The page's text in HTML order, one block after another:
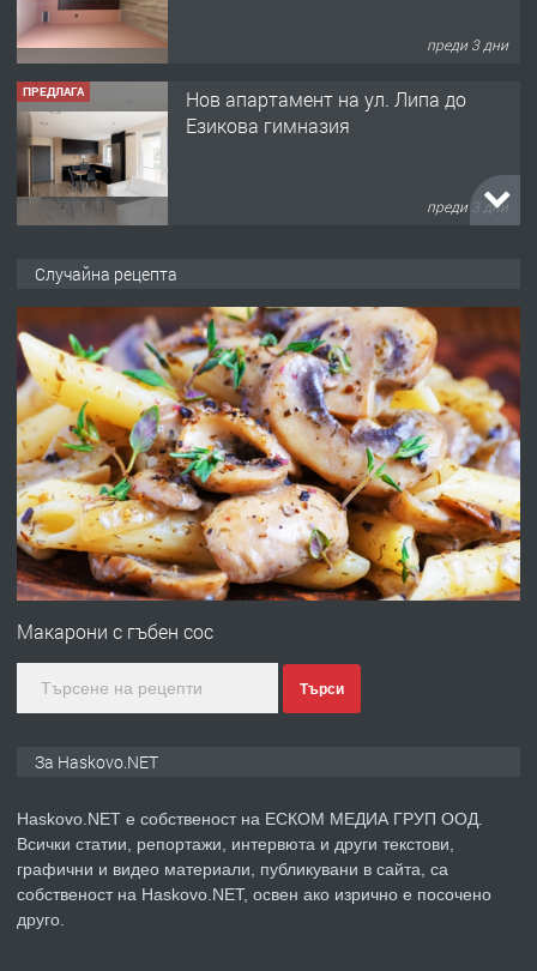
преди 3 дни
ПРЕДЛАГА
Нов апартамент на ул. Липа до
Езикова гимназия
преди 3 дни
КОМПЛЕКС „ВЕСПРЕМ“, ГР. ХАСКОВО
преди 4 дни
ПРЕДЛАГА
НАПЪЛНО ОБЗАВЕДЕН И
ОБОРУДВАН ТРИСТАЕН
АПАРТАМЕНТ В ЦЕНТЪРА НА ГР.
ХАСКОВО
преди 5 дни
ПРЕДЛАГА Давам гараж под наем
преди 5 дни
ПРЕДЛАГА
Къртене на бани,кухни,стени, бетон,
Случайна рецепта
Макарони с гъбен сос
Търси
За Haskovo.NET
Haskovo.NET е собственост на ЕСКОМ МЕДИА ГРУП ООД.
Всички статии, репортажи, интервюта и други текстови,
графични и видео материали, публикувани в сайта, са
собственост на Haskovo.NET, освен ако изрично е посочено
друго.